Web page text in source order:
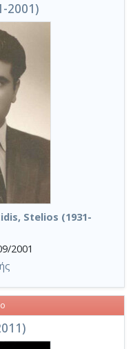
2001)
Stelios (1931-
2001